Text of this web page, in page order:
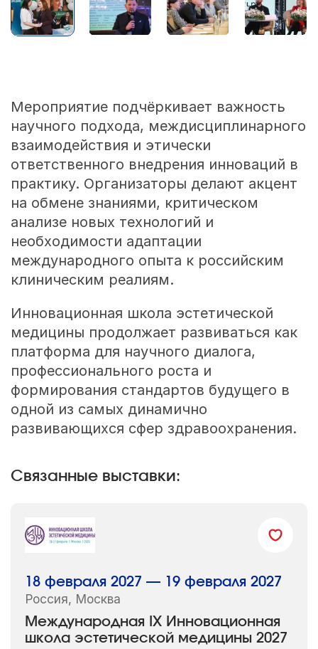
Мероприятие подчёркивает важность
научного подхода, междисциплинарного
взаимодействия и этически
ответственного внедрения инноваций в
практику. Организаторы делают акцент
на обмене знаниями, критическом
анализе новых технологий и
необходимости адаптации
международного опыта к российским
клиническим реалиям.
Инновационная школа эстетической
медицины продолжает развиваться как
платформа для научного диалога,
профессионального роста и
формирования стандартов будущего в
одной из самых динамично
развивающихся сфер здравоохранения.
Связанные выставки:
Международная IX Инновационная
школа эстетической медицины 2027
18 февраля 2027 — 19 февраля 2027
Россия, Москва